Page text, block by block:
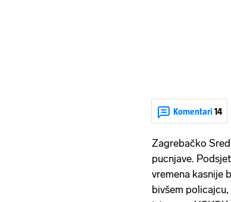
Komentari 14
Zagrebačko
pucnjave.
vremena kasnije
bivšem